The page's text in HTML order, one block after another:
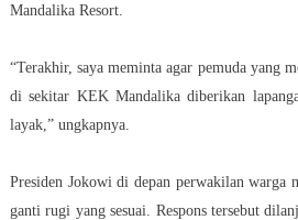
Mandalika Resort.
“Terakhir, saya meminta agar pemuda yang
di sekitar KEK Mandalika diberikan
layak,” ungkapnya.
Presiden Jokowi di depan perwakilan warga
ganti rugi yang sesuai. Respons tersebut